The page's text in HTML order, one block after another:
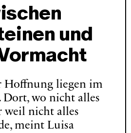
und
Hoffnung liegen im
wo nicht alles
weil nicht alles
meint Luisa